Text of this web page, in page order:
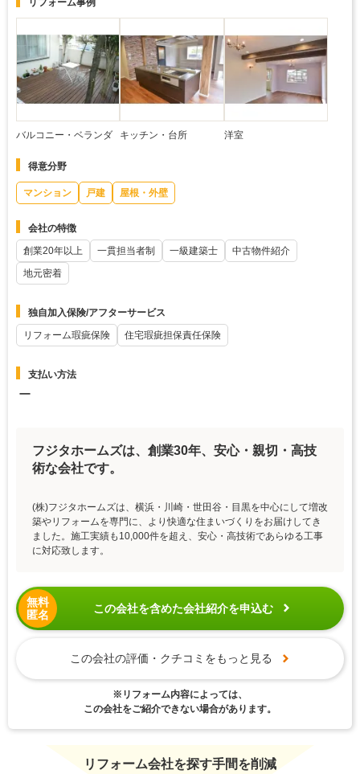
バルコニー・ベランダ キッチン・台所 洋室
得意分野
マンション 戸建 屋根・外壁
会社の特徴
創業20年以上
一貫担当者制 一級建築士
中古物件紹介
地元密着
独自加入保険/アフターサービス
リフォーム瑕疵保険
住宅瑕疵担保責任保険
支払い方法
ー
フジタホームズは、創業30年、安心・親切・高技
術な会社です。
(株)フジタホームズは、横浜・川崎・世田谷・目黒を中心にして増改
築やリフォームを専門に、より快適な住まいづくりをお届けしてき
ました。施工実績も10,000件を超え、安心・高技術であらゆる工事
に対応致します。
無料
匿名
この会社を含めた会社紹介を申込む
この会社の評価・クチコミをもっと見る
※リフォーム内容によっては、
この会社をご紹介できない場合があります。
リフォーム会社を探す手間を削減